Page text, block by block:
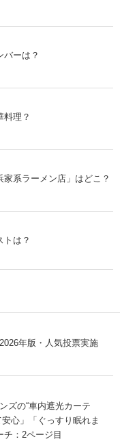
バーは？
料理？
系ラーメン店」はどこ？
トは？
年版・人気投票実施
ズの“車内遮光カーテ
心」「ぐっすり眠れま
チ：2ページ目